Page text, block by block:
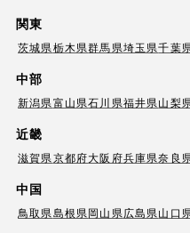
関東
茨城県栃木県群馬県埼玉県千葉
中部
新潟県富山県石川県福井県山梨
近畿
滋賀県京都府大阪府兵庫県奈良
中国
鳥取県島根県岡山県広島県山口